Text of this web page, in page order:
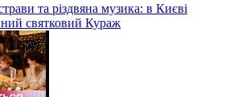
та різдвяна музика: в Києві
святковий Кураж